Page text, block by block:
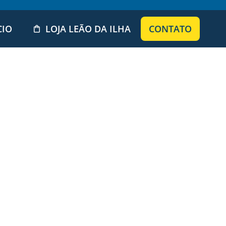
LOJA LEÃO DA ILHA CONTATO